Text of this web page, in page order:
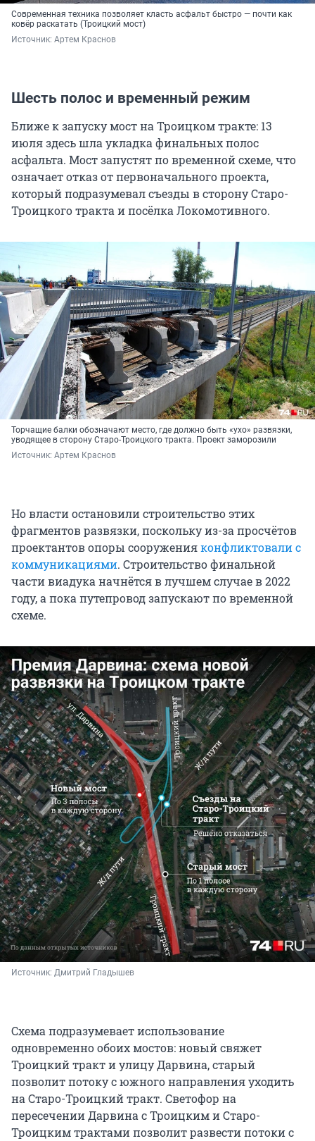
Современная техника позволяет класть асфальт быстро — почти как
ковёр раскатать (Троицкий мост)
Источник: Артем Краснов
Шесть полос и временный режим
Ближе к запуску мост на Троицком тракте: 13
июля здесь шла укладка финальных полос
асфальта. Мост запустят по временной схеме, что
означает отказ от первоначального проекта,
который подразумевал съезды в сторону Старо-
Троицкого тракта и посёлка Локомотивного.
Торчащие балки обозначают место, где должно быть «ухо» развязки,
уводящее в сторону Старо-Троицкого тракта. Проект заморозили
Источник: Артем Краснов
Но власти остановили строительство этих
фрагментов развязки, поскольку из-за просчётов
проектантов опоры сооруженияконфликтовали с
коммуникациями. Строительство финальной
части виадука начнётся в лучшем случае в 2022
году, а пока путепровод запускают по временной
схеме.
Источник: Дмитрий Гладышев
Схема подразумевает использование
одновременно обоих мостов: новый свяжет
Троицкий тракт и улицу Дарвина, старый
позволит потоку с южного направления уходить
на Старо-Троицкий тракт. Светофор на
пересечении Дарвина с Троицким и Старо-
Троицким трактами позволит развести потоки с